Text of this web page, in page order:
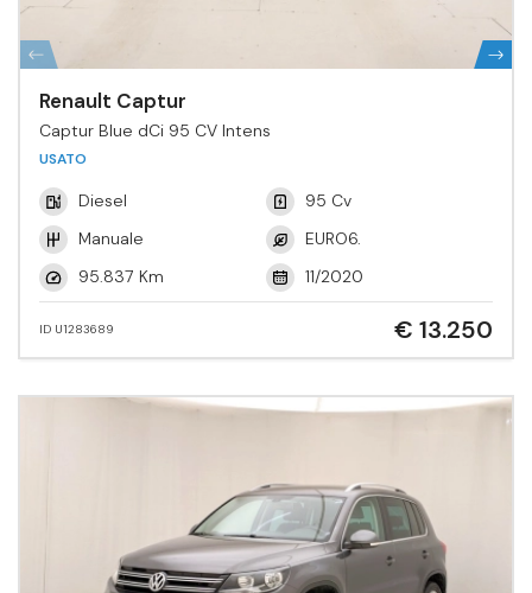
Renault Captur
Captur Blue dCi 95 CV Intens
USATO
Diesel
95 Cv
Manuale
EURO6.
95.837 Km
11/2020
ID U1283689 € 13.250